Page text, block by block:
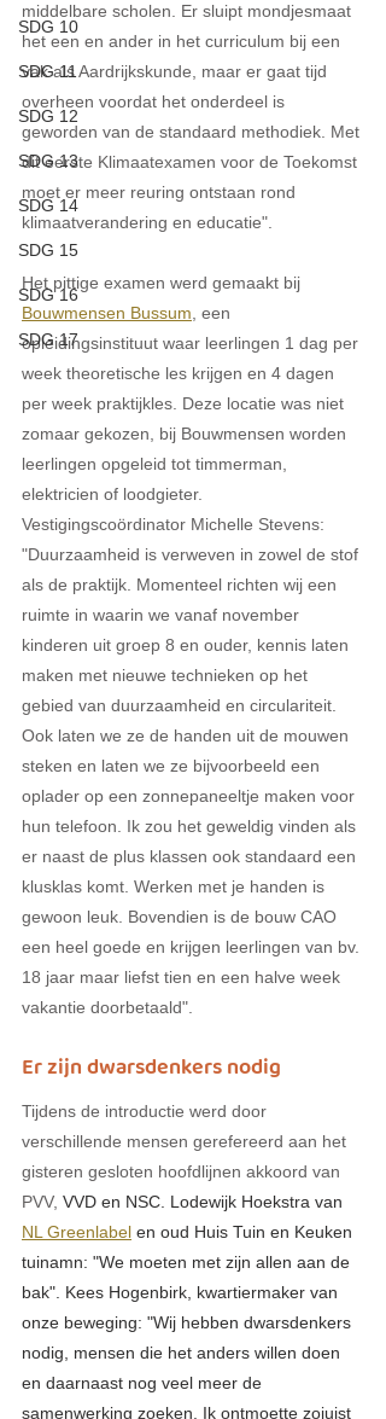
SDG 10
SDG 11
SDG 12
SDG 13
SDG 14
SDG 15
SDG 16
SDG 17
middelbare scholen. Er sluipt mondjesmaat
het een en ander in het curriculum bij een
vak als Aardrijkskunde, maar er gaat tijd
overheen voordat het onderdeel is
geworden van de standaard methodiek. Met
dit eerste Klimaatexamen voor de Toekomst
moet er meer reuring ontstaan rond
klimaatverandering en educatie".
Het pittige examen werd gemaakt bij
Bouwmensen Bussum, een
opleidingsinstituut waar leerlingen 1 dag per
week theoretische les krijgen en 4 dagen
per week praktijkles. Deze locatie was niet
zomaar gekozen, bij Bouwmensen worden
leerlingen opgeleid tot timmerman,
elektricien of loodgieter.
Vestigingscoördinator Michelle Stevens:
"Duurzaamheid is verweven in zowel de stof
als de praktijk. Momenteel richten wij een
ruimte in waarin we vanaf november
kinderen uit groep 8 en ouder, kennis laten
maken met nieuwe technieken op het
gebied van duurzaamheid en circulariteit.
Ook laten we ze de handen uit de mouwen
steken en laten we ze bijvoorbeeld een
oplader op een zonnepaneeltje maken voor
hun telefoon. Ik zou het geweldig vinden als
er naast de plus klassen ook standaard een
klusklas komt. Werken met je handen is
gewoon leuk. Bovendien is de bouw CAO
een heel goede en krijgen leerlingen van bv.
18 jaar maar liefst tien en een halve week
vakantie doorbetaald".
Er zijn dwarsdenkers nodig
Tijdens de introductie werd door
verschillende mensen gerefereerd aan het
gisteren gesloten hoofdlijnen akkoord van
PVV, VVD en NSC. Lodewijk Hoekstra van
NL Greenlabel en oud Huis Tuin en Keuken
tuinamn: "We moeten met zijn allen aan de
bak". Kees Hogenbirk, kwartiermaker van
onze beweging: "Wij hebben dwarsdenkers
nodig, mensen die het anders willen doen
en daarnaast nog veel meer de
samenwerking zoeken. Ik ontmoette zojuist